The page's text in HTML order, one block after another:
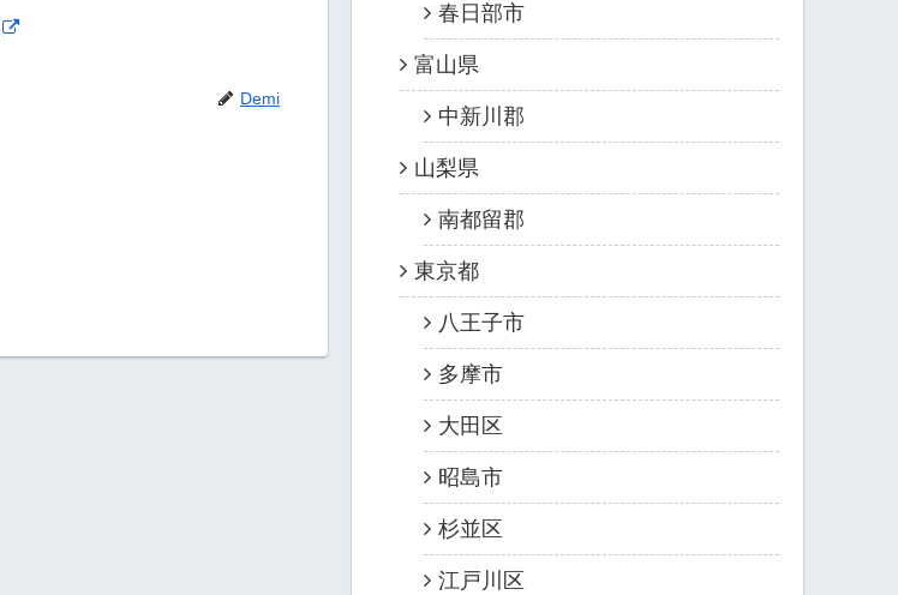
Demi
春日部市
富山県
中新川郡
山梨県
南都留郡
東京都
八王子市
多摩市
大田区
昭島市
杉並区
江戸川区